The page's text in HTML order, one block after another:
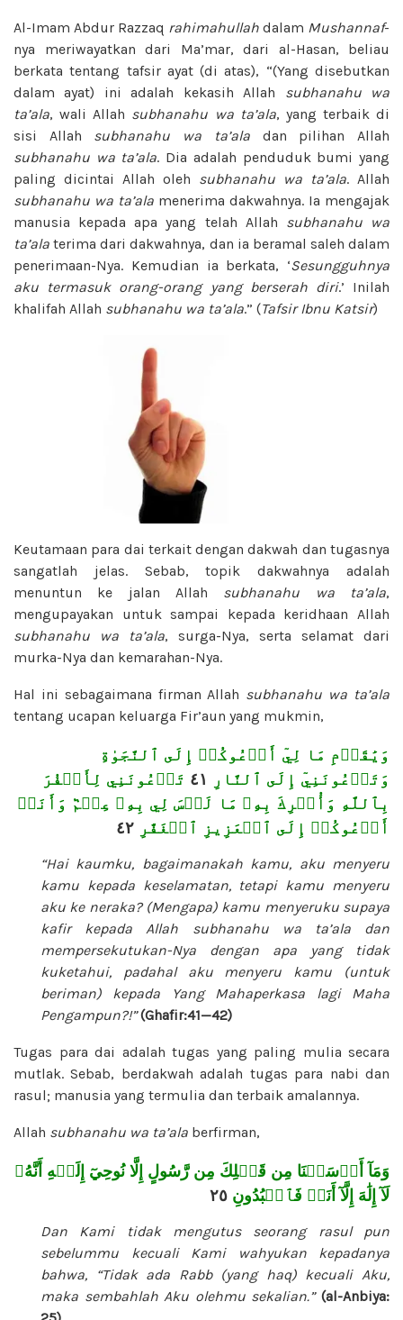
Al-Imam Abdur Razzaq rahimahullah dalam Mushannaf-
nya meriwayatkan dari Ma’mar, dari al-Hasan, beliau
berkata tentang tafsir ayat (di atas), “(Yang disebutkan
dalam ayat) ini adalah kekasih Allah subhanahu wa
ta’ala, wali Allah subhanahu wa ta’ala, yang terbaik di
sisi Allah subhanahu wa ta’aladan pilihan Allah
subhanahu wa ta’ala. Dia adalah penduduk bumi yang
paling dicintai Allah oleh subhanahu wa ta’ala. Allah
subhanahu wa ta’ala menerima dakwahnya. Ia mengajak
manusia kepada apa yang telah Allah subhanahu wa
ta’ala terima dari dakwahnya, dan ia beramal saleh dalam
penerimaan-Nya. Kemudian ia berkata, ‘Sesungguhnya
aku termasuk orang-orang
yang berserah diri.’ Inilah
khalifah Allah subhanahu wa ta’ala.” (Tafsir Ibnu Katsir)
Keutamaan para dai terkait dengan dakwah dan tugasnya
sangatlah jelas. Sebab, topik dakwahnya adalah
menuntun ke jalan Allah subhanahu wa ta’ala,
mengupayakan untuk sampai kepada keridhaan Allah
subhanahu wa ta’ala, surga-Nya, serta selamat dari
murka-Nya dan kemarahan-Nya.
Hal ini sebagaimana firman Allah subhanahu wa ta’ala
tentang ucapan keluarga Fir’aun yang mukmin,
وَيَٰقَوۡمِ مَا لِيٓ أَدۡعُوكُمۡ إِلَى ٱلنَّجَوٰةِ
وَتَدۡعُونَنِيٓ إِلَى ٱلنَّارِ
تَدۡعُونَنِي لِأَكۡفُرَ
بِٱللَّهِ وَأُشۡرِكَ بِهِۦ مَا لَيۡسَ لِي بِهِۦ عِلۡمٞ وَأَنَا۠
أَدۡعُوكُمۡ إِلَى ٱلۡعَزِيزِ ٱلۡغَفَّٰرِ
“Hai kaumku, bagaimanakah kamu, aku menyeru
kamu kepada keselamatan, tetapi kamu menyeru
aku ke neraka? (Mengapa) kamu menyeruku supaya
kafir kepada Allah subhanahu wa ta’ala
dan
mempersekutukan-Nya dengan apa yang tidak
kuketahui, padahal aku menyeru kamu (untuk
beriman) kepada Yang Mahaperkasa lagi Maha
Pengampun?!”(Ghafir:41—42)
Tugas para dai adalah tugas yang paling mulia secara
mutlak. Sebab, berdakwah adalah tugas para nabi dan
rasul; manusia yang termulia dan terbaik amalannya.
Allah subhanahu wa ta’ala berfirman,
وَمَآ أَرۡسَلۡنَا مِن قَبۡلِكَ مِن رَّسُولٍ إِلَّا نُوحِيٓ إِلَيۡهِ أَنَّهُۥ
لَآ إِلَٰهَ إِلَّآ أَنَا۠ فَٱعۡبُدُونِ
Dan Kami tidak mengutus seorang rasul pun
sebelummu kecuali Kami wahyukan kepadanya
bahwa, “Tidak ada Rabb (yang haq) kecuali Aku,
maka sembahlah Aku olehmu sekalian.” (al-Anbiya: